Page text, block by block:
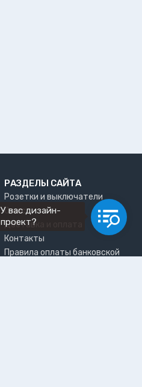
РАЗДЕЛЫ САЙТА
Розетки и выключатели
О нас
Доставка и оплата
Контакты
Правила оплаты банковской
У вас дизайн-
проект?